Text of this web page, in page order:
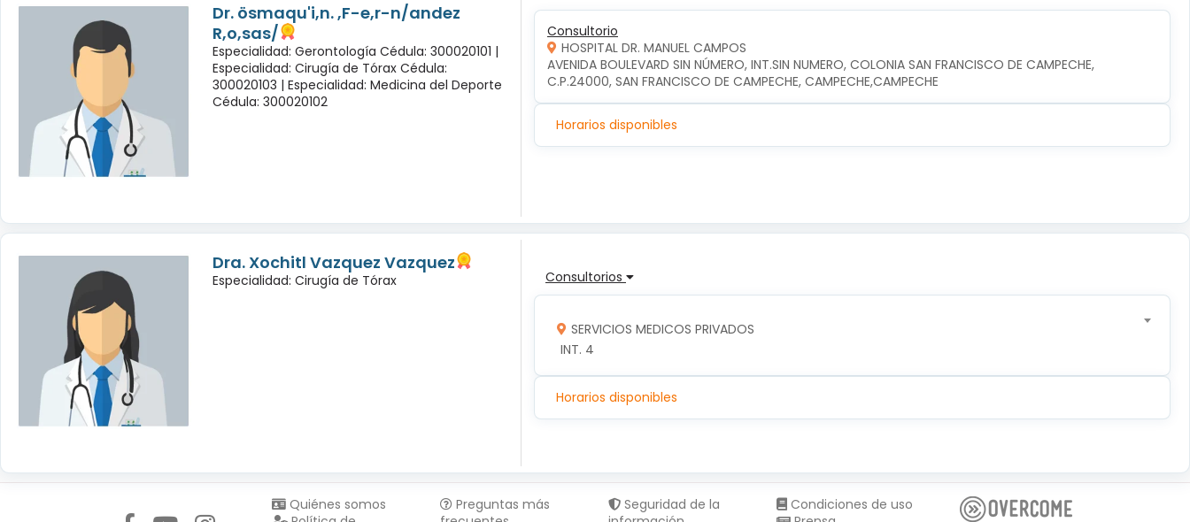
Dr. ösmaqu'i,n. ,F-e,r-n/andez
R,o,sas/
Especialidad: Gerontología Cédula: 300020101 |
Especialidad: Cirugía de Tórax Cédula:
300020103 | Especialidad: Medicina del Deporte
Cédula: 300020102
Consultorio
HOSPITAL DR. MANUEL CAMPOS
AVENIDA BOULEVARD SIN NÚMERO, INT.SIN NUMERO, COLONIA SAN FRANCISCO DE CAMPECHE,
C.P.24000, SAN FRANCISCO DE CAMPECHE, CAMPECHE,CAMPECHE
Horarios disponibles
Dra. Xochitl Vazquez Vazquez
Especialidad: Cirugía de Tórax Consultorios
SERVICIOS MEDICOS PRIVADOS
INT. 4
Horarios disponibles
Quiénes somos
Preguntas más
Seguridad de la
Condiciones de uso